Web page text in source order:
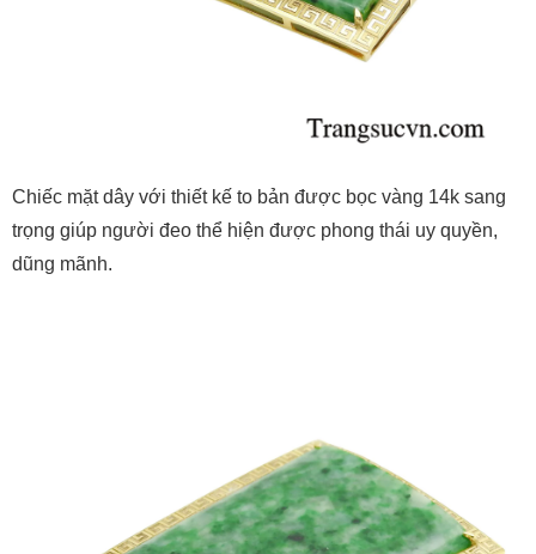
Chiếc mặt dây với thiết kế to bản được bọc vàng 14k sang
trọng giúp người đeo thể hiện được phong thái uy quyền,
dũng mãnh.